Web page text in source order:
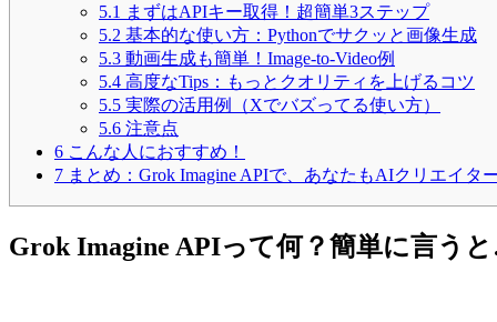
5.1 まずはAPIキー取得！超簡単3ステップ
5.2 基本的な使い方：Pythonでサクッと画像生成
5.3 動画生成も簡単！Image-to-Video例
5.4 高度なTips：もっとクオリティを上げるコツ
5.5 実際の活用例（Xでバズってる使い方）
5.6 注意点
6 こんな人におすすめ！
7 まとめ：Grok Imagine APIで、あなたもAIクリエイタ
Grok Imagine APIって何？簡単に言う